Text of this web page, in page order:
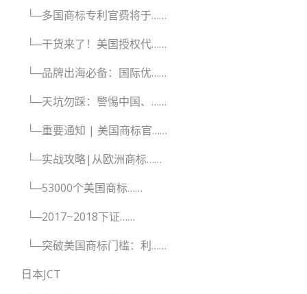
└─多国商标专利官费将于……
└─干货来了！美国授权代……
└─品牌出海必备：国际优……
└─天坑勿踩：警惕中国、……
└─重要通知 | 美国商标官……
└─实战攻略|从欧洲商标……
└─53000个美国商标……
└─2017~2018下证……
└─突破美国商标门槛：利……
日本JCT